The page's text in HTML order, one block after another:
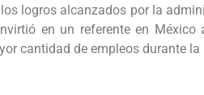
logros alcanzados por la
en un referente en
cantidad de empleos durante la